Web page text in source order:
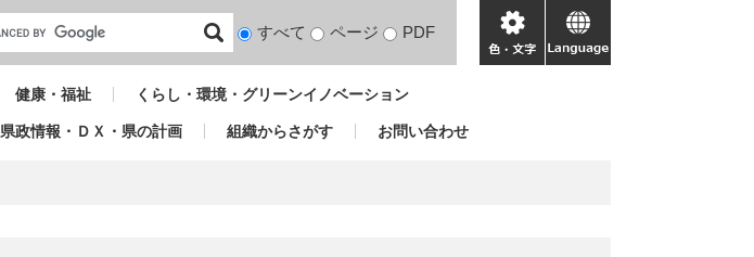
本文へ
検
対
すべて ページ PDF
色・
文
language
健康・福祉 くらし・環境・グリーンイノベーション
県政情報・ＤＸ・県の計画 組織からさがす お問い合わせ